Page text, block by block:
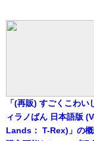
「(再販) すごくこわい
ィラノばん 日本語版
Lands： T-Rex)」の